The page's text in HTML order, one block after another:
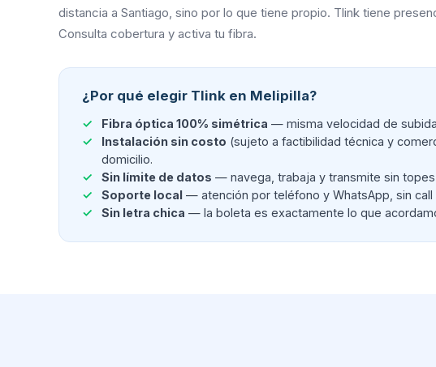
distancia a Santiago, sino por lo que tiene propio. Tlink tiene
Consulta cobertura y activa tu fibra.
¿Por qué elegir Tlink en Melipilla?
Fibra óptica 100% simétrica — misma velocidad de
Instalación sin costo (sujeto a factibilidad técnica y
domicilio.
Sin límite de datos — navega, trabaja y transmite sin topes
Soporte local — atención por teléfono y WhatsApp, sin call
Sin letra chica — la boleta es exactamente lo que